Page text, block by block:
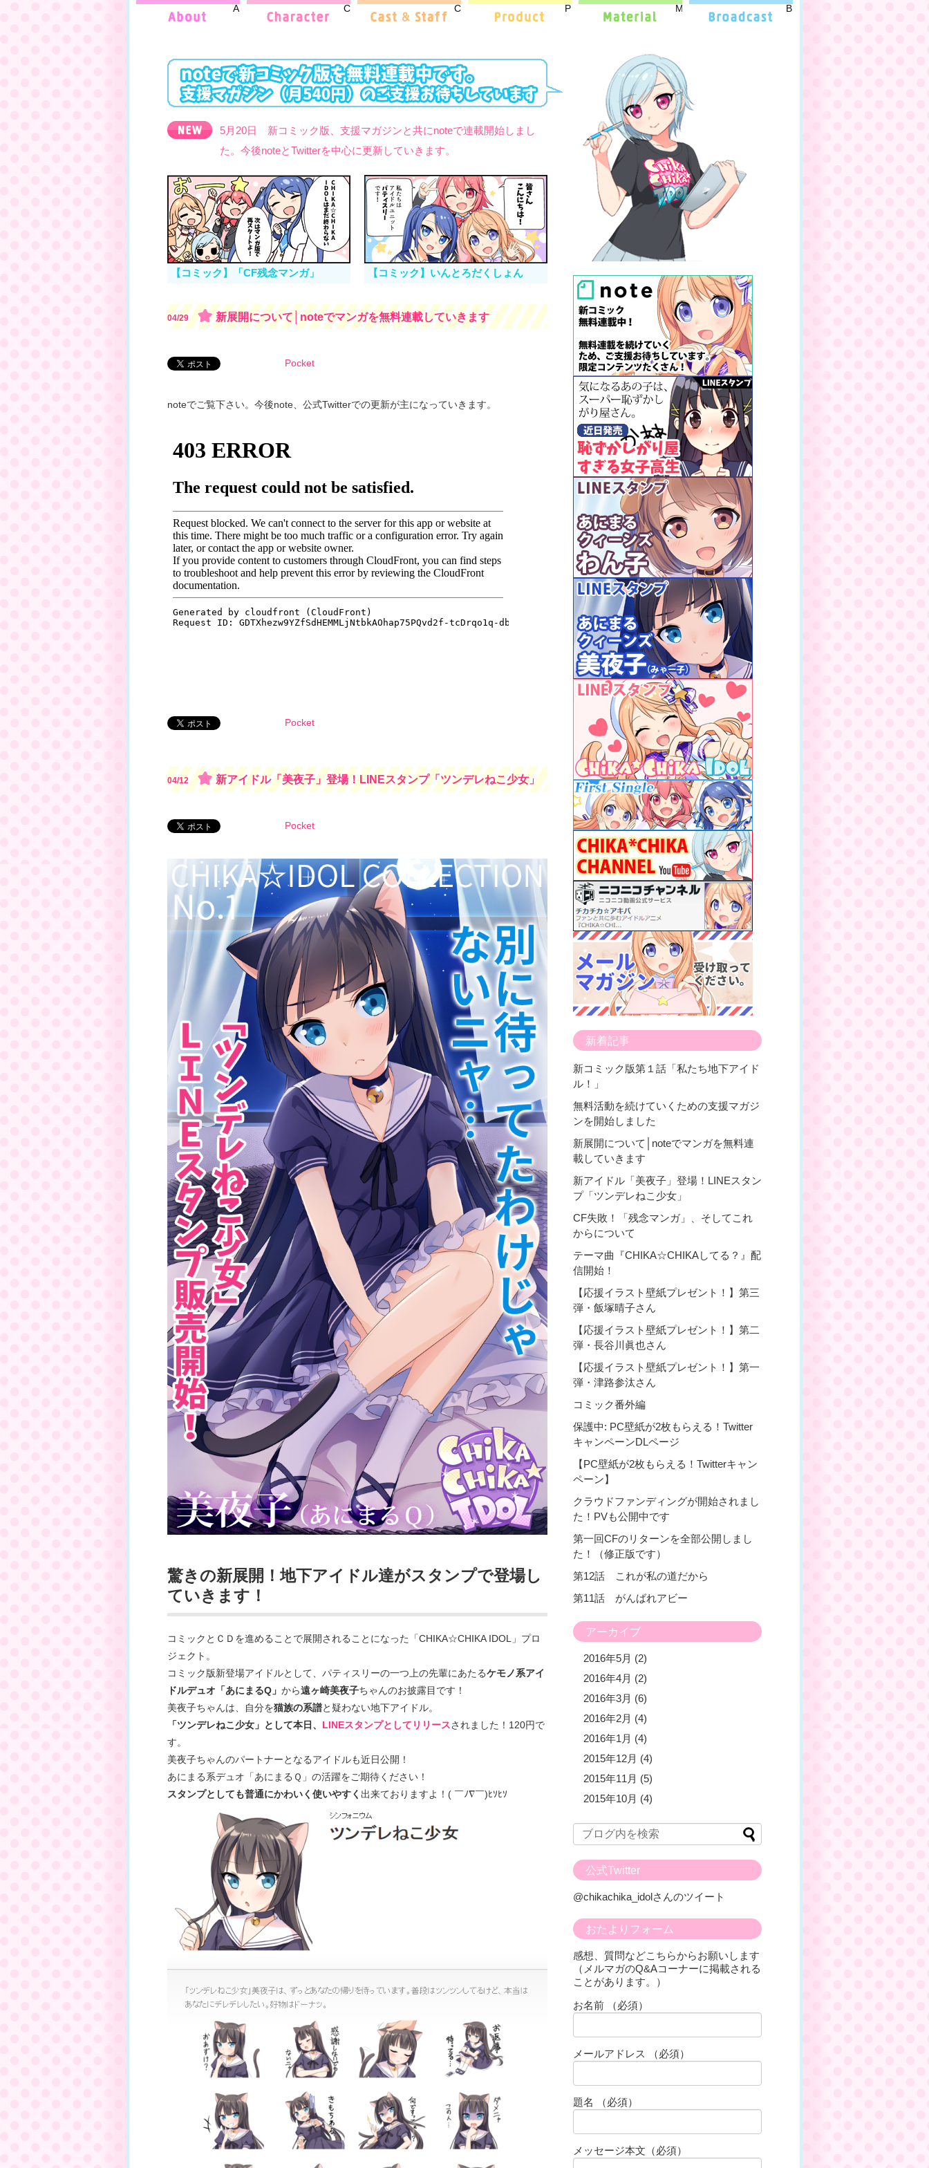
ABOUT CHARACTER CAST&STAFF PRODUCT MATERIAL BROADCAST
5月20日 新コミック版、支援マガジンと共にnoteで連載開始しまし
た。今後noteとTwitterを中心に更新していきます。
【コミック】「CF残念マンガ」 【コミック】いんとろだくしょん
04/29 新展開について│noteでマンガを無料連載していきます
Pocket
noteでご覧下さい。今後note、公式Twitterでの更新が主になっていきます。
Pocket
04/12 新アイドル「美夜子」登場！LINEスタンプ「ツンデレねこ少女」
Pocket
驚きの新展開！地下アイドル達がスタンプで登場し
ていきます！
コミックとＣＤを進めることで展開されることになった「CHIKA☆CHIKA IDOL」プロ
ジェクト。
コミック版新登場アイドルとして、パティスリーの一つ上の先輩にあたるケモノ系アイ
ドルデュオ「あにまるQ」 から遠ヶ崎美夜子ちゃんのお披露目です！
美夜子ちゃんは、自分を猫族の系譜と疑わない地下アイドル。
「ツンデレねこ少女」として本日、 LINEスタンプとしてリリースされました！120円で
す。
美夜子ちゃんのパートナーとなるアイドルも近日公開！
あにまる系デュオ「あにまるＱ」の活躍をご期待ください！
スタンプとしても普通にかわいく使いやすく 出来ておりますよ！( ￣ﾉ∇￣)ﾋｿﾋｿ
新着記事
新コミック版第１話「私たち地下アイド
ル！」
無料活動を続けていくための支援マガジ
ンを開始しました
新展開について│noteでマンガを無料連
載していきます
新アイドル「美夜子」登場！LINEスタン
プ「ツンデレねこ少女」
CF失敗！「残念マンガ」、そしてこれ
からについて
テーマ曲『CHIKA☆CHIKAしてる？』配
信開始！
【応援イラスト壁紙プレゼント！】第三
弾・飯塚晴子さん
【応援イラスト壁紙プレゼント！】第二
弾・長谷川眞也さん
【応援イラスト壁紙プレゼント！】第一
弾・津路参汰さん
コミック番外編
保護中: PC壁紙が2枚もらえる！Twitter
キャンペーンDLページ
【PC壁紙が2枚もらえる！Twitterキャン
ペーン】
クラウドファンディングが開始されまし
た！PVも公開中です
第一回CFのリターンを全部公開しまし
た！（修正版です）
第12話 これが私の道だから
第11話 がんばれアビー
アーカイブ
2016年5月 (2)
2016年4月 (2)
2016年3月 (6)
2016年2月 (4)
2016年1月 (4)
2015年12月 (4)
2015年11月 (5)
2015年10月 (4)
公式Twitter
@chikachika_idolさんのツイート
おたよりフォーム
感想、質問などこちらからお願いします
（メルマガのQ&Aコーナーに掲載される
ことがあります。）
お名前 （必須）
メールアドレス （必須）
題名 （必須）
メッセージ本文（必須）